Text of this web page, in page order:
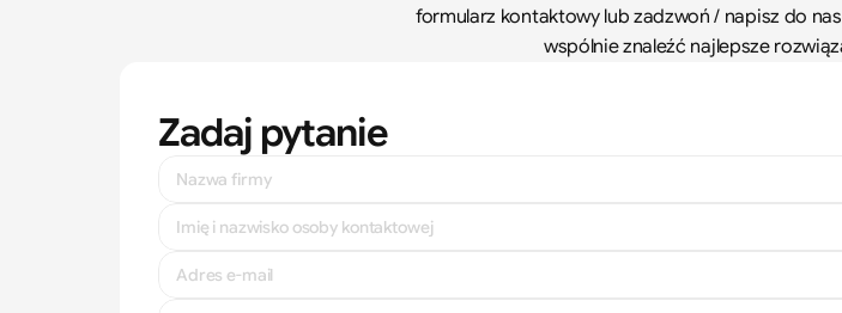
formularz kontaktowy lub zadzwoń / napisz do
wspólnie znaleźć najlepsze
Zadaj pytanie